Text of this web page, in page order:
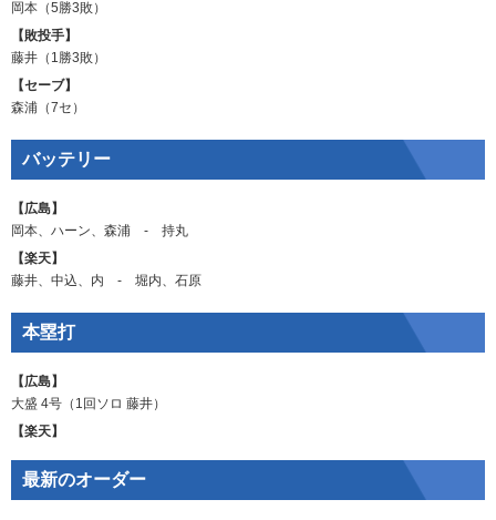
岡本 （5勝3敗）
【敗投手】
藤井 （1勝3敗）
【セーブ】
森浦 （7セ）
バッテリー
【広島】
岡本、 ハーン、 森浦 ‐ 持丸
【楽天】
藤井、 中込、 内 ‐ 堀内、 石原
本塁打
【広島】
大盛 4号（1回ソロ 藤井）
【楽天】
最新のオーダー